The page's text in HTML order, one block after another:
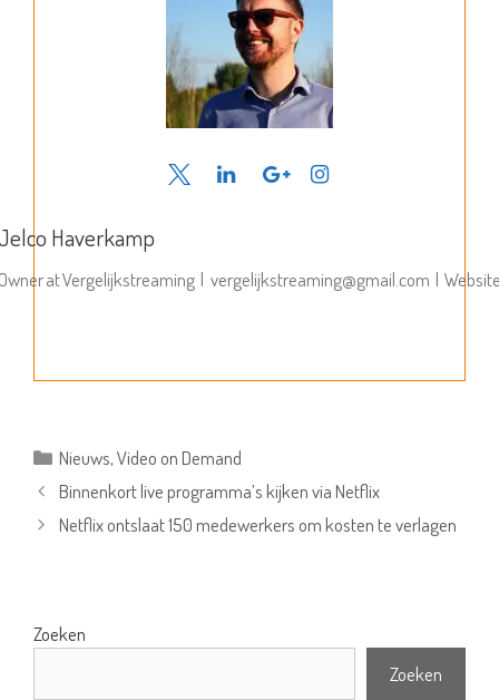
Haverkamp
atVergelijkstreaming | vergelijkstreaming@gmail.com |
Categorieën
Nieuws,Video on Demand
Binnenkort live programma’s kijken via Netflix
Netflix ontslaat 150 medewerkers om kosten te verlagen
Zoeken
Zoeken